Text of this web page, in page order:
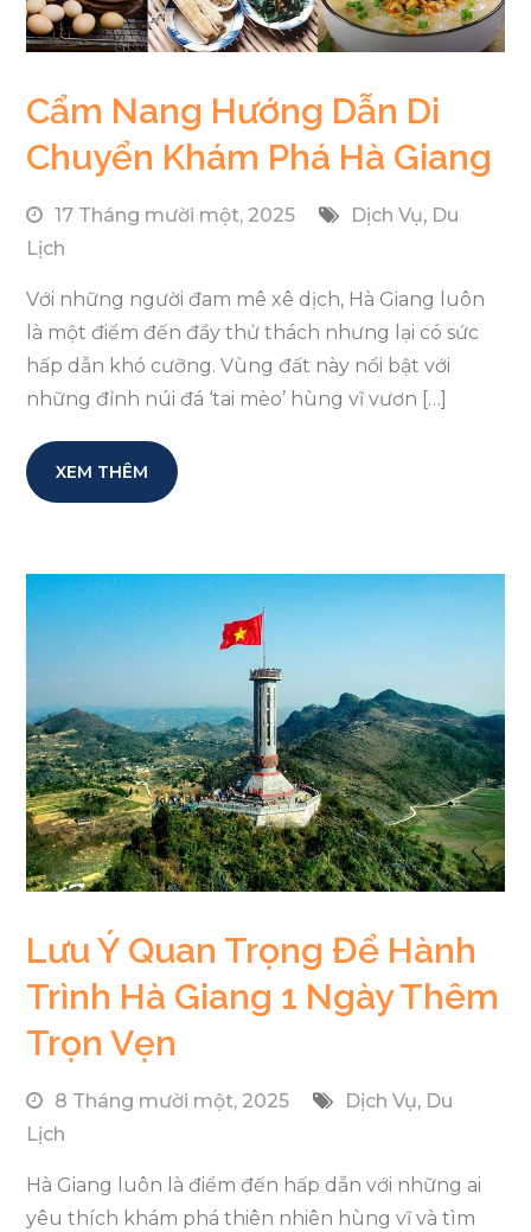
Cẩm Nang Hướng Dẫn Di
Chuyển Khám Phá Hà Giang
17 Tháng mười một, 2025 Dịch Vụ, Du
Lịch
Với những người đam mê xê dịch, Hà Giang luôn
là một điểm đến đầy thử thách nhưng lại có sức
hấp dẫn khó cưỡng. Vùng đất này nổi bật với
những đỉnh núi đá ‘tai mèo’ hùng vĩ vươn […]
XEM THÊM
Lưu Ý Quan Trọng Để Hành
Trình Hà Giang 1 Ngày Thêm
Trọn Vẹn
8 Tháng mười một, 2025 Dịch Vụ, Du
Lịch
Hà Giang luôn là điểm đến hấp dẫn với những ai
yêu thích khám phá thiên nhiên hùng vĩ và tìm